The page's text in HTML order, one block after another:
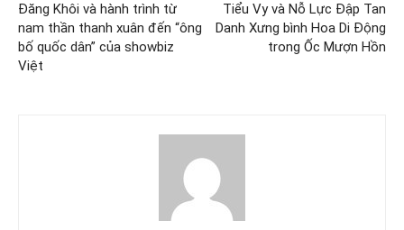
Đăng Khôi và hành trình từ
nam thần thanh xuân đến “ông
bố quốc dân” của showbiz
Việt
Tiểu Vy và Nỗ Lực Đập Tan
Danh Xưng bình Hoa Di Động
trong Ốc Mượn Hồn